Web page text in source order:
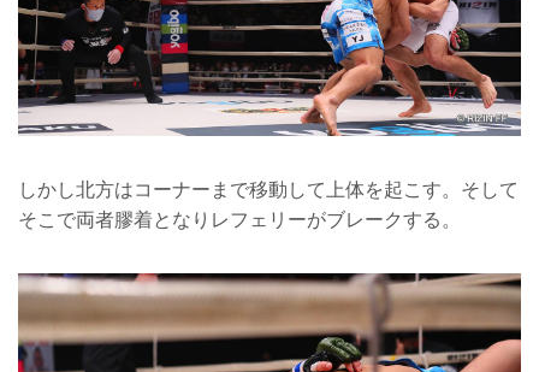
しかし北方はコーナーまで移動して上体を起こす。そして
そこで両者膠着となりレフェリーがブレークする。